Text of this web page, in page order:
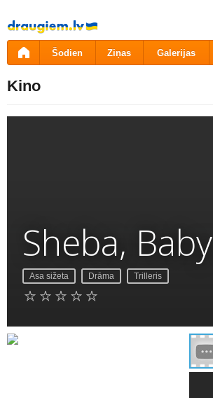
Pāriet
uz
saturu
Šodien Ziņas Galerijas
Kino
Sheba, Baby
Asa sižeta Drāma Trilleris